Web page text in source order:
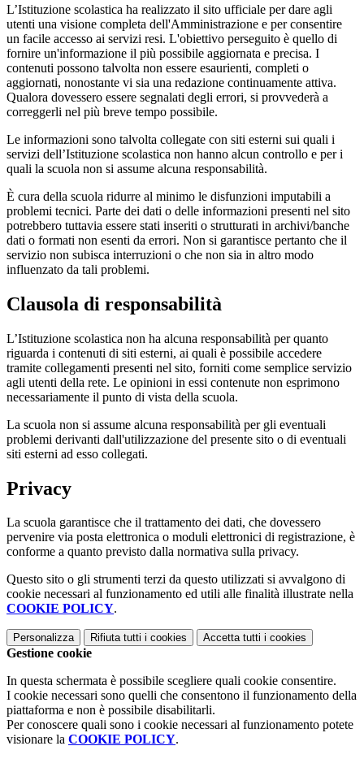
L’Istituzione scolastica ha realizzato il sito ufficiale per dare agli
utenti una visione completa dell'Amministrazione e per consentire
un facile accesso ai servizi resi. L'obiettivo perseguito è quello di
fornire un'informazione il più possibile aggiornata e precisa. I
contenuti possono talvolta non essere esaurienti, completi o
aggiornati, nonostante vi sia una redazione continuamente attiva.
Qualora dovessero essere segnalati degli errori, si provvederà a
correggerli nel più breve tempo possibile.
Le informazioni sono talvolta collegate con siti esterni sui quali i
servizi dell’Istituzione scolastica non hanno alcun controllo e per i
quali la scuola non si assume alcuna responsabilità.
È cura della scuola ridurre al minimo le disfunzioni imputabili a
problemi tecnici. Parte dei dati o delle informazioni presenti nel sito
potrebbero tuttavia essere stati inseriti o strutturati in archivi/banche
dati o formati non esenti da errori. Non si garantisce pertanto che il
servizio non subisca interruzioni o che non sia in altro modo
influenzato da tali problemi.
Clausola di responsabilità
L’Istituzione scolastica non ha alcuna responsabilità per quanto
riguarda i contenuti di siti esterni, ai quali è possibile accedere
tramite collegamenti presenti nel sito, forniti come semplice servizio
agli utenti della rete. Le opinioni in essi contenute non esprimono
necessariamente il punto di vista della scuola.
La scuola non si assume alcuna responsabilità per gli eventuali
problemi derivanti dall'utilizzazione del presente sito o di eventuali
siti esterni ad esso collegati.
Privacy
La scuola garantisce che il trattamento dei dati, che dovessero
pervenire via posta elettronica o moduli elettronici di registrazione, è
conforme a quanto previsto dalla normativa sulla privacy.
Questo sito o gli strumenti terzi da questo utilizzati si avvalgono di
cookie necessari al funzionamento ed utili alle finalità illustrate nella
COOKIE POLICY.
Personalizza Rifiuta tutti i cookies Accetta tutti i cookies
Gestione cookie
In questa schermata è possibile scegliere quali cookie consentire.
I cookie necessari sono quelli che consentono il funzionamento della
piattaforma e non è possibile disabilitarli.
Per conoscere quali sono i cookie necessari al funzionamento potete
visionare la COOKIE POLICY.